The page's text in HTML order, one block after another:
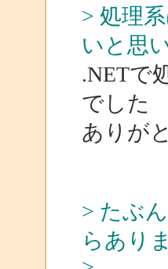
> 処理
いと思
.NETで
でした
ありが
> たぶ
らあり